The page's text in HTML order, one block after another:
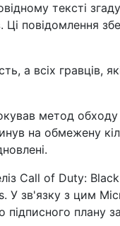
тексті
повідомлення
а всіх гравців,
метод
на обмежену
Call of Duty:
У зв'язку з цим
плану